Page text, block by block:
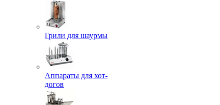
Грили для шаурмы
Аппараты для хот-
догов